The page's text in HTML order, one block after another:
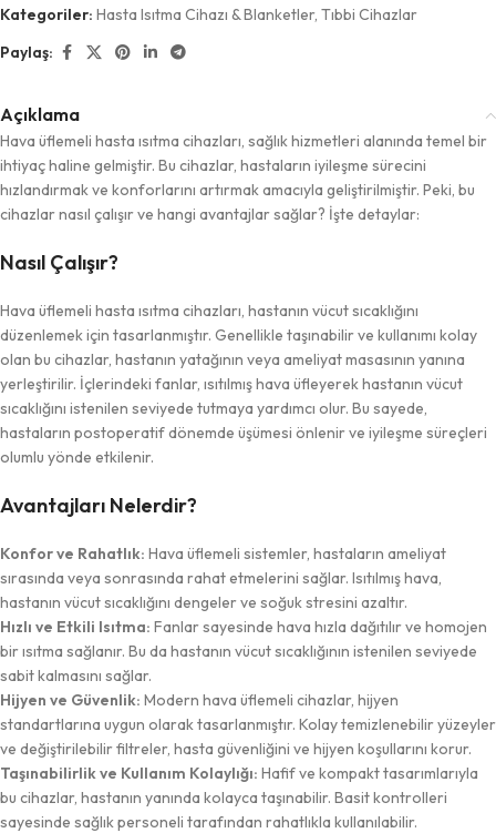
Kategoriler: Hasta Isıtma Cihazı & Blanketler, Tıbbi Cihazlar
Paylaş:
Açıklama
Hava üflemeli hasta ısıtma cihazları, sağlık hizmetleri alanında temel bir
ihtiyaç haline gelmiştir. Bu cihazlar, hastaların iyileşme sürecini
hızlandırmak ve konforlarını artırmak amacıyla geliştirilmiştir. Peki, bu
cihazlar nasıl çalışır ve hangi avantajlar sağlar? İşte detaylar:
Nasıl Çalışır?
Hava üflemeli hasta ısıtma cihazları, hastanın vücut sıcaklığını
düzenlemek için tasarlanmıştır. Genellikle taşınabilir ve kullanımı kolay
olan bu cihazlar, hastanın yatağının veya ameliyat masasının yanına
yerleştirilir. İçlerindeki fanlar, ısıtılmış hava üfleyerek hastanın vücut
sıcaklığını istenilen seviyede tutmaya yardımcı olur. Bu sayede,
hastaların postoperatif dönemde üşümesi önlenir ve iyileşme süreçleri
olumlu yönde etkilenir.
Avantajları Nelerdir?
Konfor ve Rahatlık: Hava üflemeli sistemler, hastaların ameliyat
sırasında veya sonrasında rahat etmelerini sağlar. Isıtılmış hava,
hastanın vücut sıcaklığını dengeler ve soğuk stresini azaltır.
Hızlı ve Etkili Isıtma: Fanlar sayesinde hava hızla dağıtılır ve homojen
bir ısıtma sağlanır. Bu da hastanın vücut sıcaklığının istenilen seviyede
sabit kalmasını sağlar.
Hijyen ve Güvenlik: Modern hava üflemeli cihazlar, hijyen
standartlarına uygun olarak tasarlanmıştır. Kolay temizlenebilir yüzeyler
ve değiştirilebilir filtreler, hasta güvenliğini ve hijyen koşullarını korur.
Taşınabilirlik ve Kullanım Kolaylığı: Hafif ve kompakt tasarımlarıyla
bu cihazlar, hastanın yanında kolayca taşınabilir. Basit kontrolleri
sayesinde sağlık personeli tarafından rahatlıkla kullanılabilir.